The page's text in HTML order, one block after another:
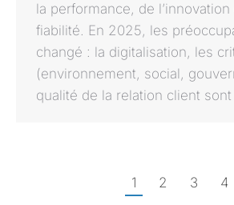
la performance, de l’innovation
fiabilité. En 2025, les
changé : la digitalisation, les
(environnement, social,
qualité de la relation client
1 2 3 4